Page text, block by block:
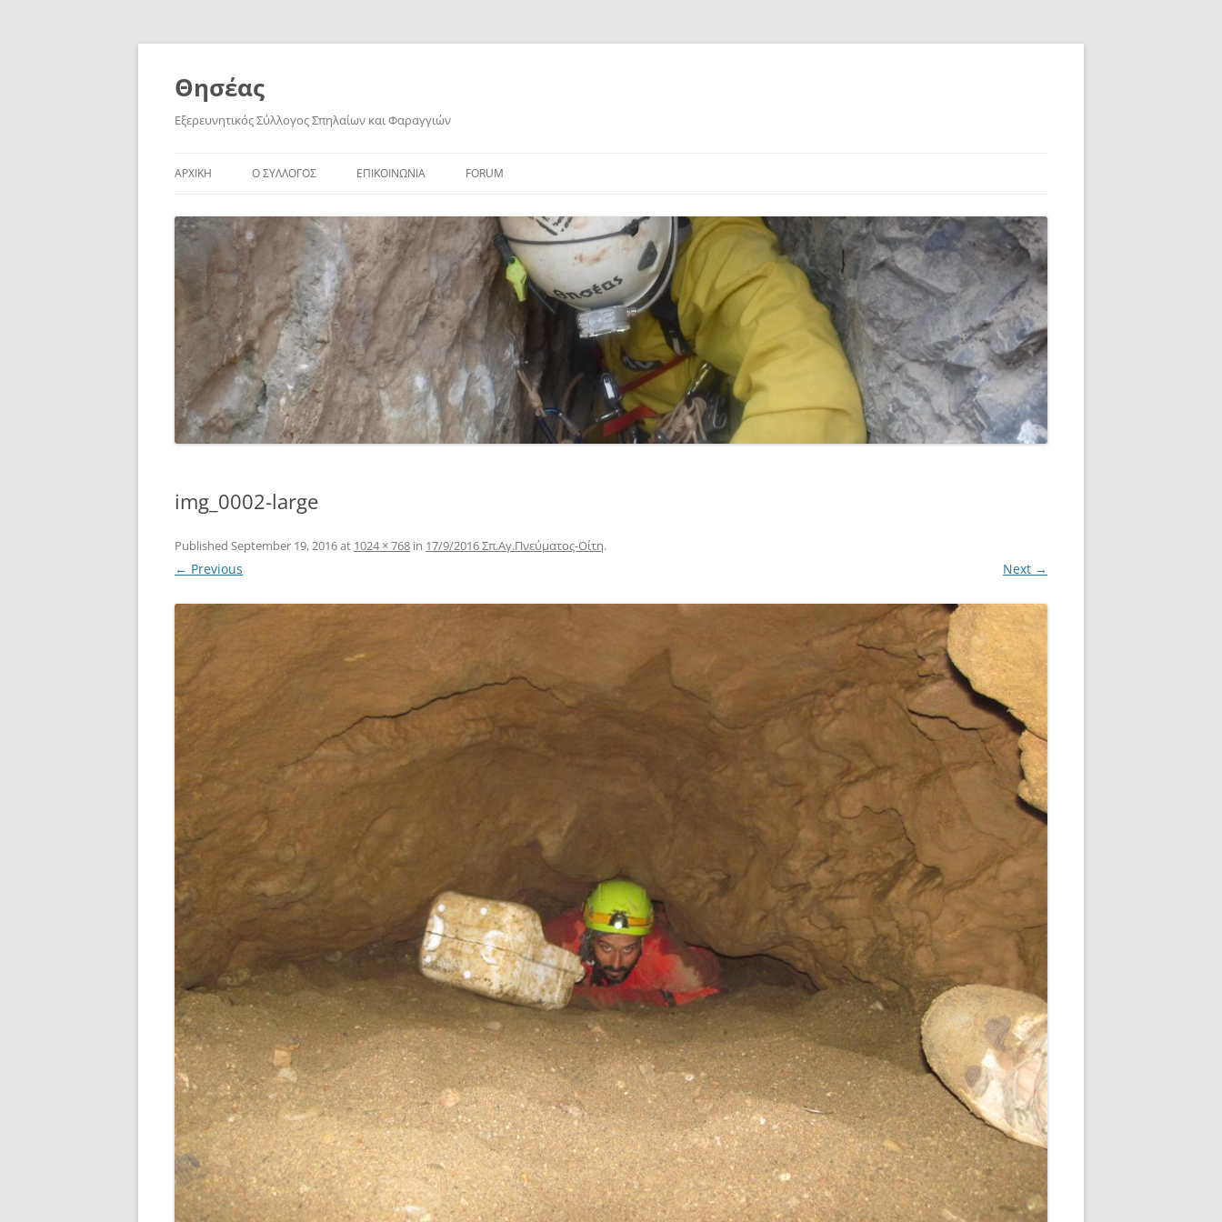
Skip
Θησέας
Εξερευνητικός Σύλλογος Σπηλαίων και Φαραγγιών
ΑΡΧΙΚΗ Ο ΣΥΛΛΟΓΟΣ ΕΠΙΚΟΙΝΩΝΙΑ FORUM
img_0002-large
Published September 19, 2016at 1024 × 768 in 17/9/2016 Σπ.Αγ.Πνεύματος-Οίτη.
← Previous Next →